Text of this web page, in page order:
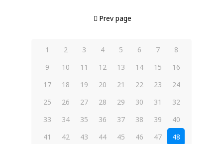
Prev page
1 2 3 4 5 6 7
8
9
10 11 12 13 14 15
16
17
18 19 20 21 22 23
24
25
26 27 28 29 30 31
32
33
34 35 36 37 38 39
40
41
42 43 44 45 46 47
48